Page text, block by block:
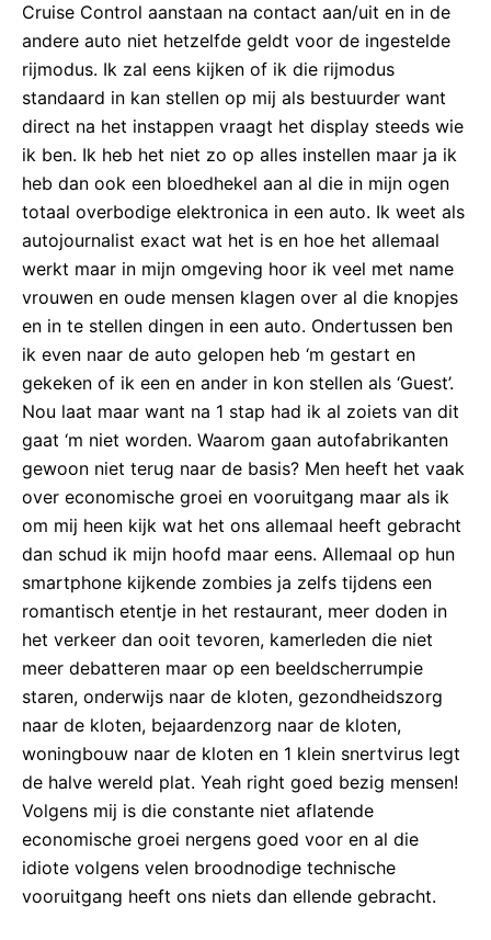
Cruise Control aanstaan na contact aan/uit en in de
andere auto niet hetzelfde geldt voor de ingestelde
rijmodus. Ik zal eens kijken of ik die rijmodus
standaard in kan stellen op mij als bestuurder want
direct na het instappen vraagt het display steeds wie
ik ben. Ik heb het niet zo op alles instellen maar ja ik
heb dan ook een bloedhekel aan al die in mijn ogen
totaal overbodige elektronica in een auto. Ik weet als
autojournalist exact wat het is en hoe het allemaal
werkt maar in mijn omgeving hoor ik veel met name
vrouwen en oude mensen klagen over al die knopjes
en in te stellen dingen in een auto. Ondertussen ben
ik even naar de auto gelopen heb ‘m gestart en
gekeken of ik een en ander in kon stellen als ‘Guest’.
Nou laat maar want na 1 stap had ik al zoiets van dit
gaat ‘m niet worden. Waarom gaan autofabrikanten
gewoon niet terug naar de basis? Men heeft het vaak
over economische groei en vooruitgang maar als ik
om mij heen kijk wat het ons allemaal heeft gebracht
dan schud ik mijn hoofd maar eens. Allemaal op hun
smartphone kijkende zombies ja zelfs tijdens een
romantisch etentje in het restaurant, meer doden in
het verkeer dan ooit tevoren, kamerleden die niet
meer debatteren maar op een beeldscherrumpie
staren, onderwijs naar de kloten, gezondheidszorg
naar de kloten, bejaardenzorg naar de kloten,
woningbouw naar de kloten en 1 klein snertvirus legt
de halve wereld plat. Yeah right goed bezig mensen!
Volgens mij is die constante niet aflatende
economische groei nergens goed voor en al die
idiote volgens velen broodnodige technische
vooruitgang heeft ons niets dan ellende gebracht.